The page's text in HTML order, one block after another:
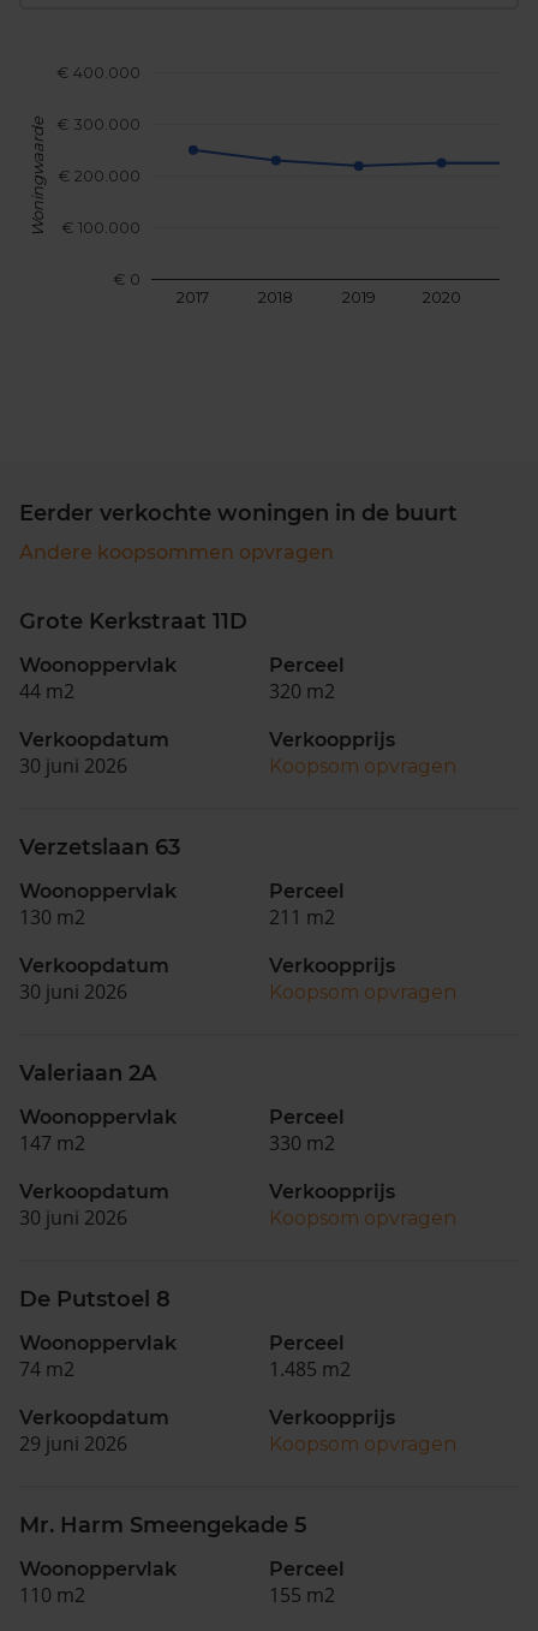
2017 2018 2019 2020
€ 0
€ 100.000
€ 200.000
€ 300.000
€ 400.000
Woningwaarde
Eerder verkochte woningen in de buurt
Andere koopsommen opvragen
Grote Kerkstraat 11D
Woonoppervlak
44 m2
Perceel
320 m2
Verkoopdatum
30 juni 2026
Verkoopprijs
Koopsom opvragen
Verzetslaan 63
Woonoppervlak
130 m2
Perceel
211 m2
Verkoopdatum
30 juni 2026
Verkoopprijs
Koopsom opvragen
Valeriaan 2A
Woonoppervlak
147 m2
Perceel
330 m2
Verkoopdatum
30 juni 2026
Verkoopprijs
Koopsom opvragen
De Putstoel 8
Woonoppervlak
74 m2
Perceel
1.485 m2
Verkoopdatum
29 juni 2026
Verkoopprijs
Koopsom opvragen
Mr. Harm Smeengekade 5
Woonoppervlak
110 m2
Perceel
155 m2